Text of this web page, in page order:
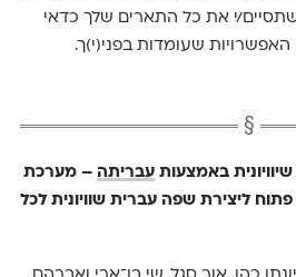
י את כל התארים שלך כדאי
שעומדות בפני(י)ך.
באמצעות עבריתה – מערכת
ליצירת שפה עברית שוויונית לכל